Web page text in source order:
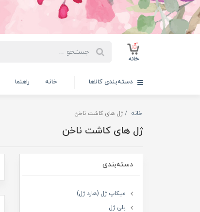
دسته‌بندی کالاها خانه راهنما
خانه ژل های کاشت ناخن
ژل های کاشت ناخن
دسته‌بندی
میکاپ ژل (هارد ژل)
پلی ژل